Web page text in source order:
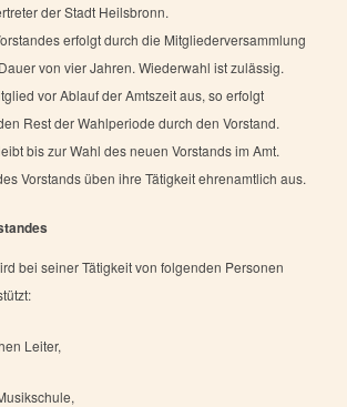
der Stadt Heilsbronn.
erfolgt durch die Mitgliederversammlung
von vier Jahren. Wiederwahl ist zulässig.
vor Ablauf der Amtszeit aus, so erfolgt
Rest der Wahlperiode durch den Vorstand.
bis zur Wahl des neuen Vorstands im Amt.
Vorstands üben ihre Tätigkeit ehrenamtlich aus.
bei seiner Tätigkeit von folgenden Personen
Leiter,